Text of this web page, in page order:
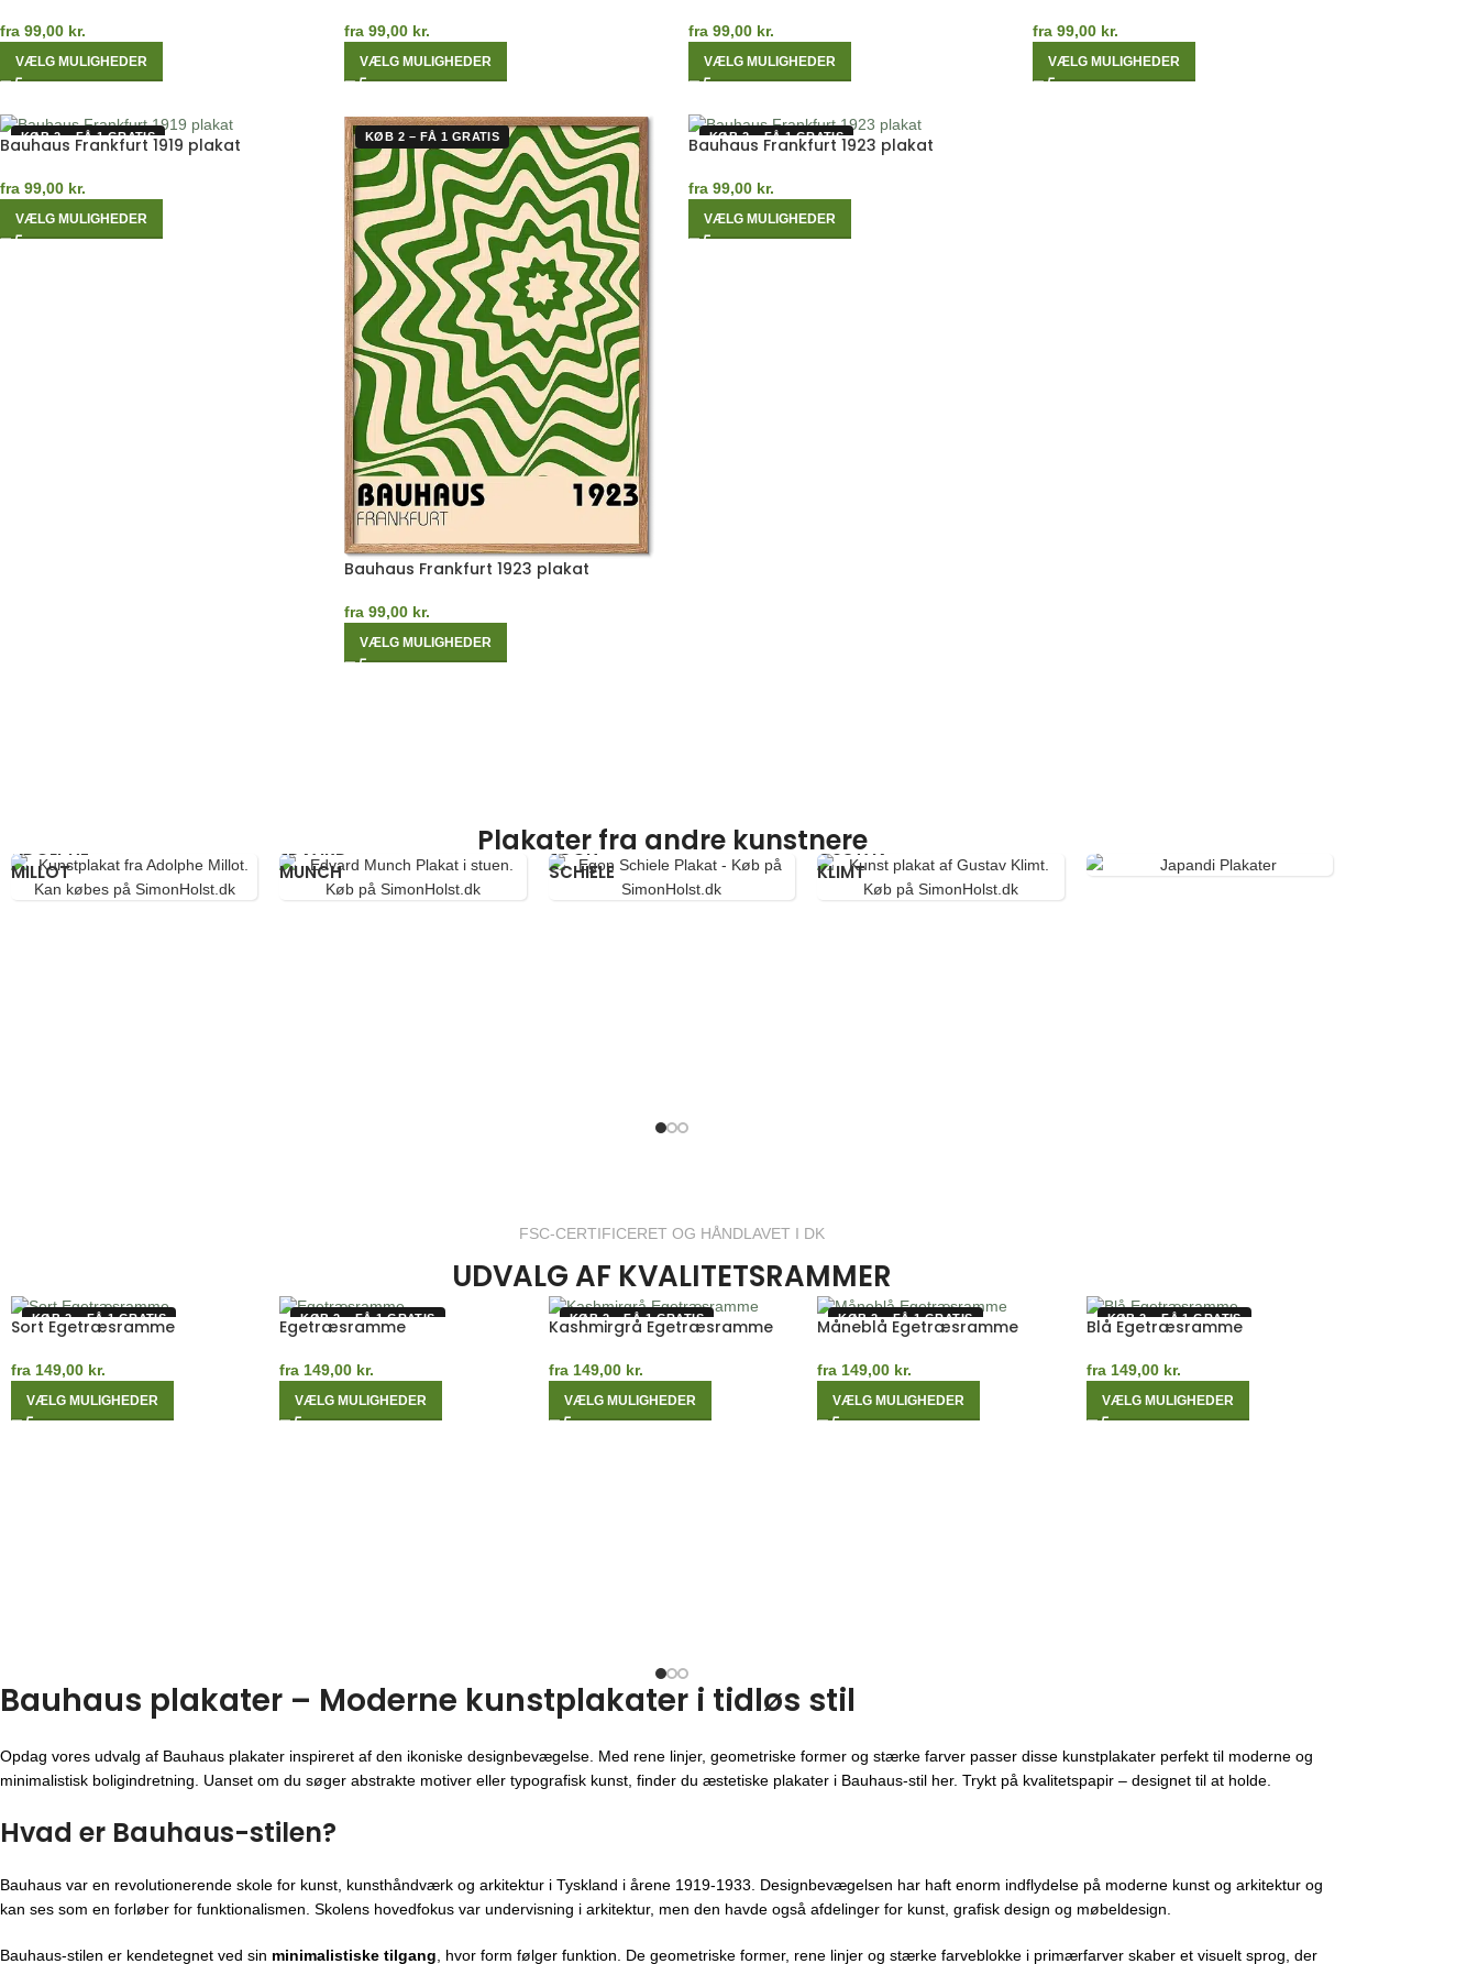
fra 99,00 kr.
VÆLG MULIGHEDER
fra 99,00 kr.
VÆLG MULIGHEDER
fra 99,00 kr.
VÆLG MULIGHEDER
fra 99,00 kr.
VÆLG MULIGHEDER
KØB 2 – FÅ 1 GRATIS
Bauhaus Frankfurt 1919 plakat
fra 99,00 kr.
VÆLG MULIGHEDER
KØB 2 – FÅ 1 GRATIS
Bauhaus Frankfurt 1923 plakat
fra 99,00 kr.
VÆLG MULIGHEDER
KØB 2 – FÅ 1 GRATIS
Bauhaus Frankfurt 1923 plakat
fra 99,00 kr.
VÆLG MULIGHEDER
Plakater fra andre kunstnere
FSC-CERTIFICERET OG HÅNDLAVET I DK
UDVALG AF KVALITETSRAMMER
KØB 2 – FÅ 1 GRATIS KØB 2 – FÅ 1 GRATIS KØB 2 – FÅ 1 GRATIS KØB 2 – FÅ 1 GRATIS KØB 2 – FÅ 1 GRATIS
Bauhaus plakater – Moderne kunstplakater i tidløs stil
Opdag vores udvalg af Bauhaus plakater inspireret af den ikoniske designbevægelse. Med rene linjer, geometriske former og stærke farver passer disse kunstplakater perfekt til moderne og
minimalistisk boligindretning. Uanset om du søger abstrakte motiver eller typografisk kunst, finder du æstetiske plakater i Bauhaus-stil her. Trykt på kvalitetspapir – designet til at holde.
Hvad er Bauhaus-stilen?
Bauhaus var en revolutionerende skole for kunst, kunsthåndværk og arkitektur i Tyskland i årene 1919-1933. Designbevægelsen har haft enorm indflydelse på moderne kunst og arkitektur og
kan ses som en forløber for funktionalismen. Skolens hovedfokus var undervisning i arkitektur, men den havde også afdelinger for kunst, grafisk design og møbeldesign.
Bauhaus-stilen er kendetegnet ved sin minimalistiske tilgang, hvor form følger funktion. De geometriske former, rene linjer og stærke farveblokke i primærfarver skaber et visuelt sprog, der